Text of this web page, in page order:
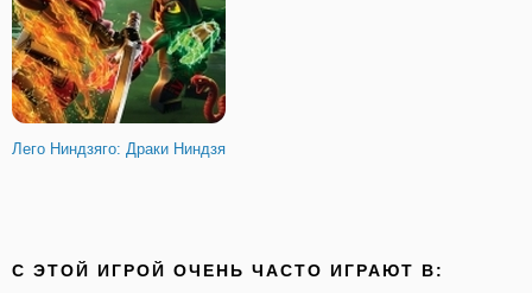
Лего Ниндзяго: Драки Ниндзя
C ЭТОЙ ИГРОЙ ОЧЕНЬ ЧАСТО ИГРАЮТ В: